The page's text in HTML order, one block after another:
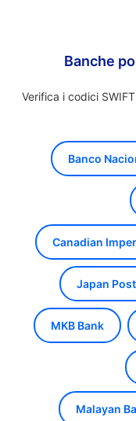
Banche
Verifica i codici
Banco
Canadian
Japan
MKB Bank
Malayan